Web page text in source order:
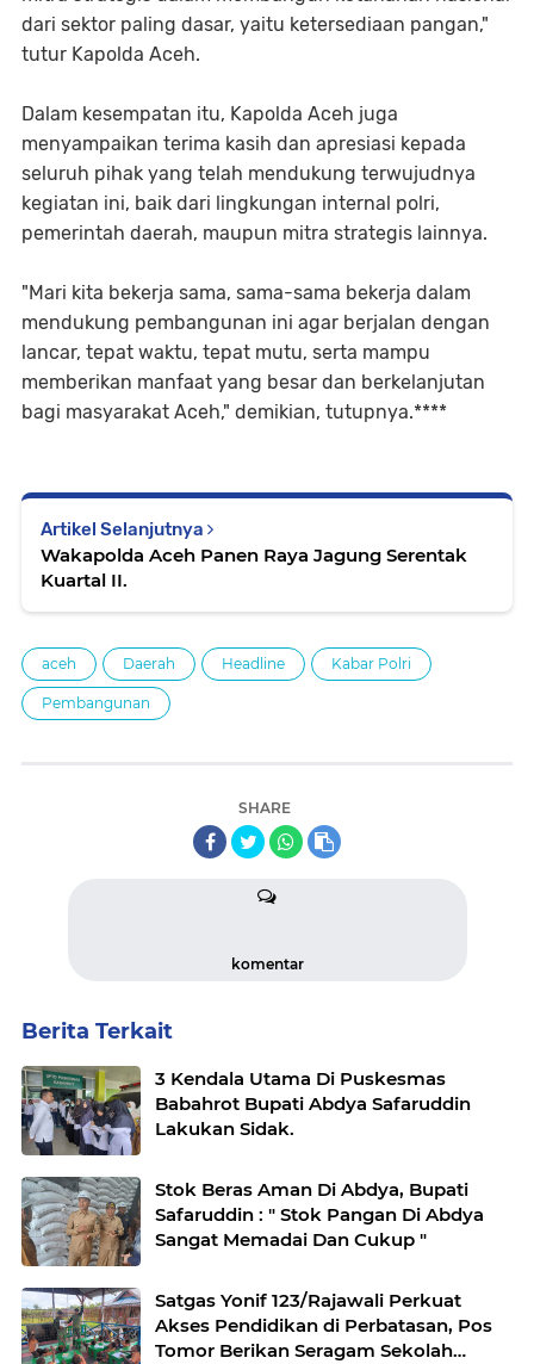
dari sektor paling dasar, yaitu ketersediaan pangan,"
tutur Kapolda Aceh.
Dalam kesempatan itu, Kapolda Aceh juga
menyampaikan terima kasih dan apresiasi kepada
seluruh pihak yang telah mendukung terwujudnya
kegiatan ini, baik dari lingkungan internal polri,
pemerintah daerah, maupun mitra strategis lainnya.
"Mari kita bekerja sama, sama-sama bekerja dalam
mendukung pembangunan ini agar berjalan dengan
lancar, tepat waktu, tepat mutu, serta mampu
memberikan manfaat yang besar dan berkelanjutan
bagi masyarakat Aceh," demikian, tutupnya.****
Artikel Selanjutnya
Wakapolda Aceh Panen Raya Jagung Serentak
Kuartal II.
aceh Daerah Headline Kabar Polri
Pembangunan
SHARE
komentar
Berita Terkait
3 Kendala Utama Di Puskesmas
Babahrot Bupati Abdya Safaruddin
Lakukan Sidak.
Stok Beras Aman Di Abdya, Bupati
Safaruddin : " Stok Pangan Di Abdya
Sangat Memadai Dan Cukup "
Satgas Yonif 123/Rajawali Perkuat
Akses Pendidikan di Perbatasan, Pos
Tomor Berikan Seragam Sekolah